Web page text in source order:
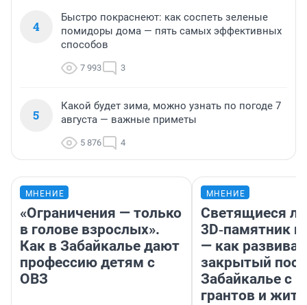
4
Быстро покраснеют: как соспеть зеленые
помидоры дома — пять самых эффективных
способов
7 993 3
5
Какой будет зима, можно узнать по погоде 7
августа — важные приметы
5 876 4
МНЕНИЕ
«Ограничения — только
в голове взрослых».
Как в Забайкалье дают
профессию детям с
ОВЗ
МНЕНИЕ
Светящиеся
3D‑памятник и
— как
закрытый
Забайкалье с
грантов и